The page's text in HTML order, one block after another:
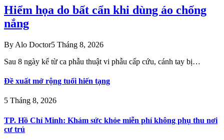
Hiểm họa do bất cẩn khi dùng áo chống
nắng
By Alo Doctor5 Tháng 8, 2026
Sau 8 ngày kể từ ca phẫu thuật vi phẫu cấp cứu, cánh tay bị…
Đề xuất mở rộng tuổi hiến tạng
5 Tháng 8, 2026
TP. Hồ Chí Minh: Khám sức khỏe miễn phí không phụ thu nơi
cư trú